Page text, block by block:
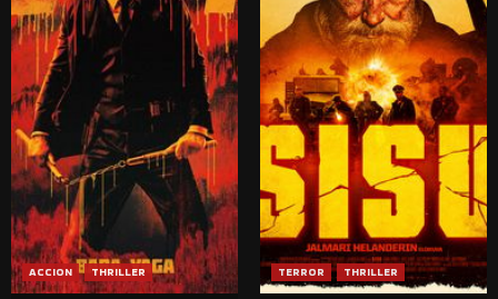
ACCION THRILLER TERROR THRILLER